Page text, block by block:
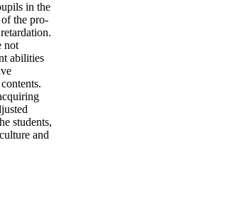
in the
of the pro­
not
abilities
students,
and